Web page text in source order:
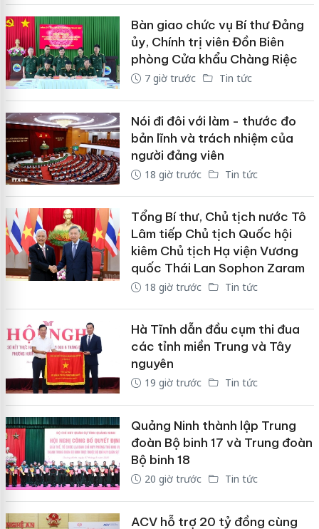
Bàn giao chức vụ Bí thư Đảng
ủy, Chính trị viên Đồn Biên
phòng Cửa khẩu Chàng Riệc
7 giờ trước Tin tức
Nói đi đôi với làm - thước đo
bản lĩnh và trách nhiệm của
người đảng viên
18 giờ trước Tin tức
Tổng Bí thư, Chủ tịch nước Tô
Lâm tiếp Chủ tịch Quốc hội
kiêm Chủ tịch Hạ viện Vương
quốc Thái Lan Sophon Zaram
18 giờ trước Tin tức
Hà Tĩnh dẫn đầu cụm thi đua
các tỉnh miền Trung và Tây
nguyên
19 giờ trước Tin tức
Quảng Ninh thành lập Trung
đoàn Bộ binh 17 và Trung đoàn
Bộ binh 18
20 giờ trước Tin tức
ACV hỗ trợ 20 tỷ đồng cùng